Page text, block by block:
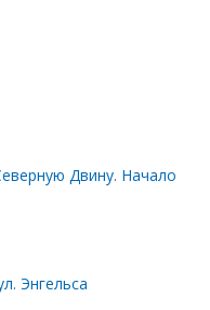
Двину. Начало
Энгельса